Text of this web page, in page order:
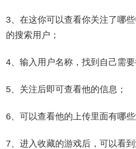
3、在这你可以查看你关注了哪
的搜索用户；
4、输入用户名称，找到自己需要
5、关注后即可查看他的信息；
6、可以查看他的上传里面有哪些
7、进入收藏的游戏后，可以看